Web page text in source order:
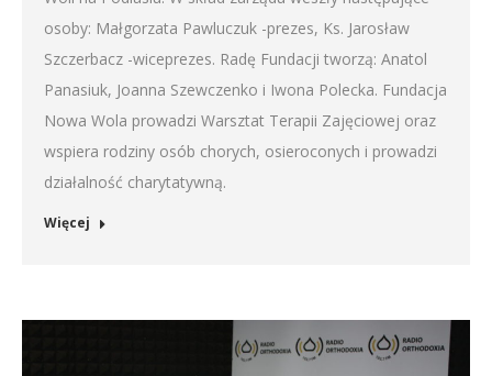
osoby: Małgorzata Pawluczuk -prezes, Ks. Jarosław
Szczerbacz -wiceprezes. Radę Fundacji tworzą: Anatol
Panasiuk, Joanna Szewczenko i Iwona Polecka. Fundacja
Nowa Wola prowadzi Warsztat Terapii Zajęciowej oraz
wspiera rodziny osób chorych, osieroconych i prowadzi
działalność charytatywną.
Więcej